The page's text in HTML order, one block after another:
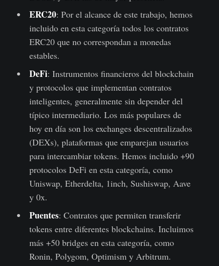
ERC20: Por el alcance de este trabajo, hemos
incluido en esta categoría todos los contratos
ERC20 que no correspondan a monedas
estables.
DeFi: Instrumentos financieros del blockchain
y protocolos que implementan contratos
inteligentes, generalmente sin depender del
típico intermediario. Los más populares de
hoy en día son los exchanges descentralizados
(DEXs), plataformas que emparejan usuarios
para intercambiar tokens. Hemos incluido +90
protocolos DeFi en esta categoría, como
Uniswap, Etherdelta, 1inch, Sushiswap, Aave
y 0x.
Puentes: Contratos que permiten transferir
tokens entre diferentes blockchains. Incluimos
más +50 bridges en esta categoría, como
Ronin, Polygom, Optimism y Arbitrum.